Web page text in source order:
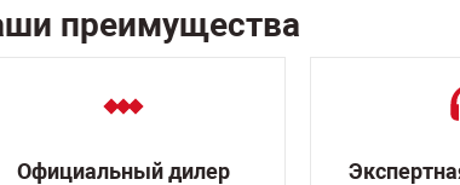
преимущества
Официальный дилер